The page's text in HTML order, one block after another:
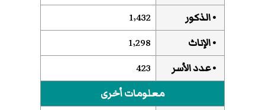
• الذكور
1٬432
• الإناث
1٬298
• عدد الأسر
423
معلومات أخرى